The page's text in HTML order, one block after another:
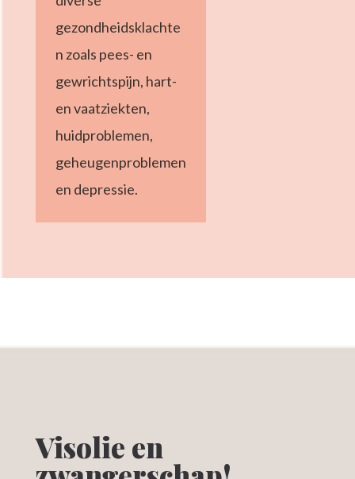
gezondheidsklachte
n zoals pees- en
gewrichtspijn, hart-
en vaatziekten,
huidproblemen,
geheugenproblemen
en depressie.
Visolie en